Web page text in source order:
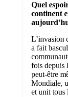
Quel
continent
L’invasion
a fait
fois depuis
peut-être
Mondiale,
et unit tous